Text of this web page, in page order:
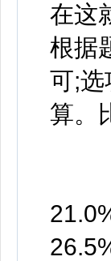
在这
根据
可;选
算。
【